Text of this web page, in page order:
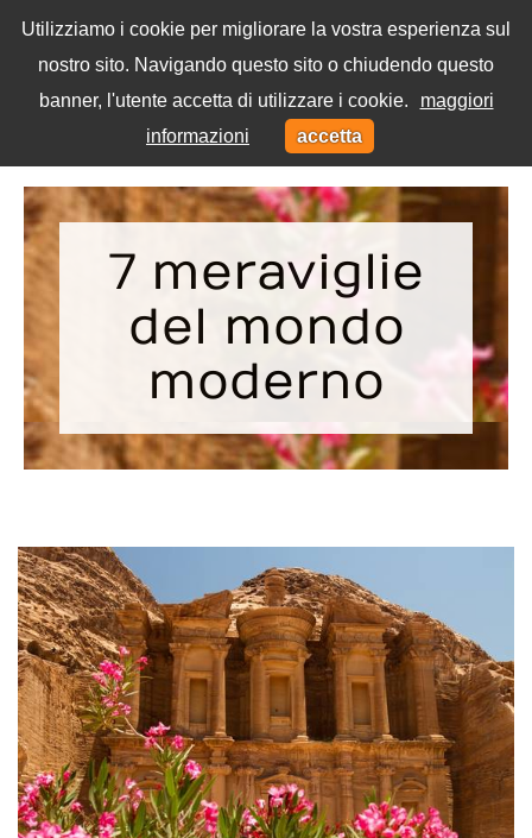
Utilizziamo i cookie per migliorare la vostra esperienza sul
nostro sito. Navigando questo sito o chiudendo questo
banner, l'utente accetta di utilizzare i cookie.
maggiori
informazioni
accetta
Menu
7 meraviglie
del mondo
moderno